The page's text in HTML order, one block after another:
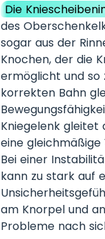
Die
des
sogar aus der
Knochen, der die
ermöglicht und so
korrekten Bahn
Kniegelenk gleitet
eine
Bei einer
kann zu stark auf
am Knorpel und
Probleme nach